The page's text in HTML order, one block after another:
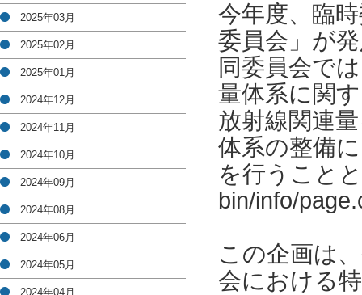
今年度、臨
委員会」が
同委員会で
量体系に関
放射線関連
体系の整備
を行うこと
bin/info/
この企画は
会における
2025年03月
2025年02月
2025年01月
2024年12月
2024年11月
2024年10月
2024年09月
2024年08月
2024年06月
2024年05月
2024年04月